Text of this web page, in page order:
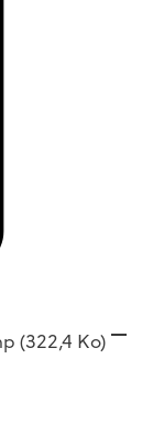
(322,4 Ko)